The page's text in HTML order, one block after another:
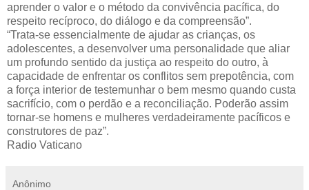
aprender o valor e o método da convivência pacífica, do
respeito recíproco, do diálogo e da compreensão”.
“Trata-se essencialmente de ajudar as crianças, os
adolescentes, a desenvolver uma personalidade que aliar
um profundo sentido da justiça ao respeito do outro, à
capacidade de enfrentar os conflitos sem prepotência, com
a força interior de testemunhar o bem mesmo quando custa
sacrifício, com o perdão e a reconciliação. Poderão assim
tornar-se homens e mulheres verdadeiramente pacíficos e
construtores de paz”.
Radio Vaticano
Anônimo